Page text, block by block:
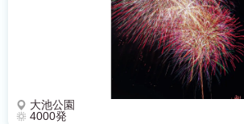
大池公園
4000発